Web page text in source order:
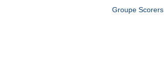
Groupe Scorers